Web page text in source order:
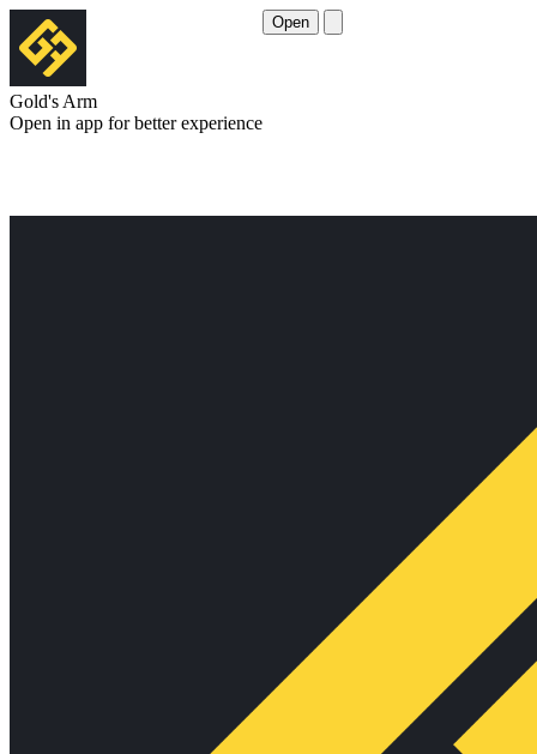
Gold's Arm
Open in app for better experience
Open